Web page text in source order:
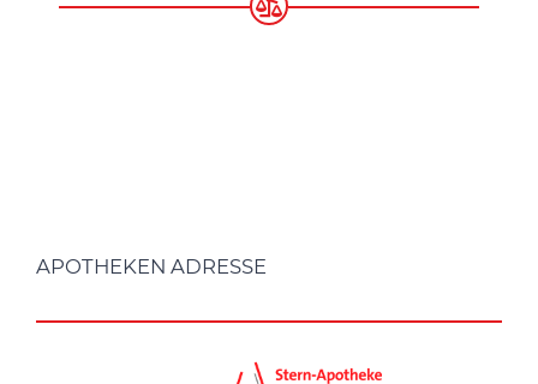
APOTHEKEN ADRESSE